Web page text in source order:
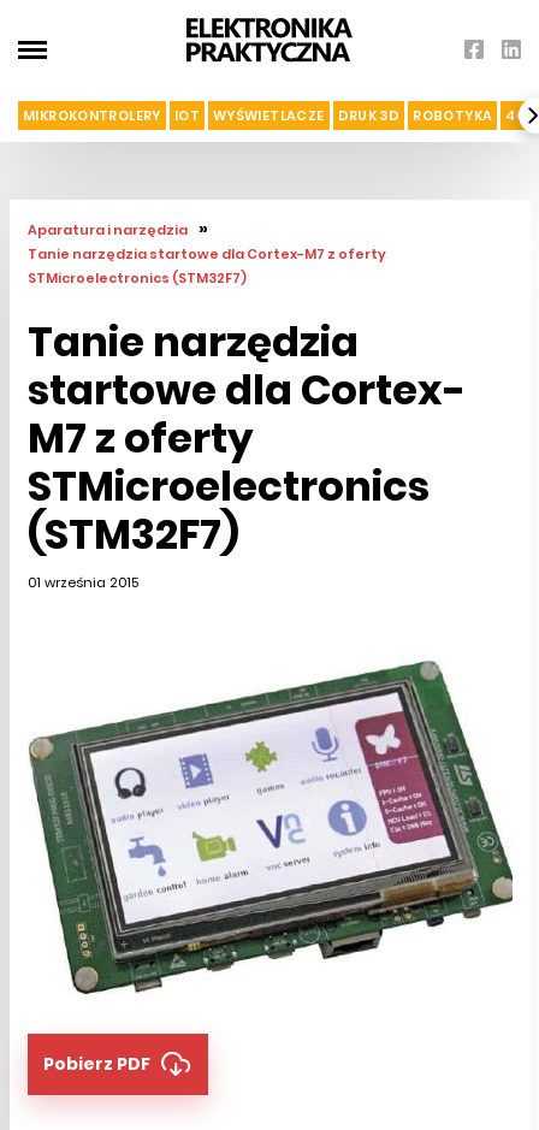
MIKROKONTROLERY IOT WYŚWIETLACZE DRUK 3D ROBOTYKA 4G I
Aparatura i narzędzia »
Tanie narzędzia startowe dla Cortex-M7 z oferty
STMicroelectronics (STM32F7)
Tanie narzędzia
startowe dla Cortex-
M7 z oferty
STMicroelectronics
(STM32F7)
01 września 2015
Pobierz PDF